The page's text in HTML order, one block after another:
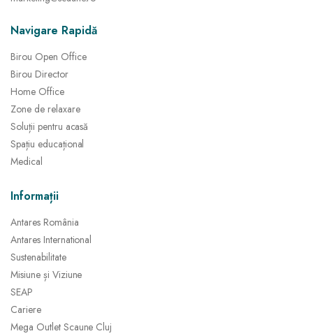
Navigare Rapidă
Birou Open Office
Birou Director
Home Office
Zone de relaxare
Soluții pentru acasă
Spațiu educațional
Medical
Informații
Antares România
Antares International
Sustenabilitate
Misiune și Viziune
SEAP
Cariere
Mega Outlet Scaune Cluj